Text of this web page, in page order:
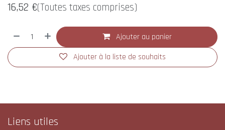
16,52 €(Toutes taxes comprises)
Ajouter au panier
Ajouter à la liste de souhaits
Liens utiles